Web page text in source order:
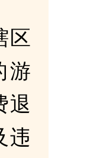
区
游
退
违